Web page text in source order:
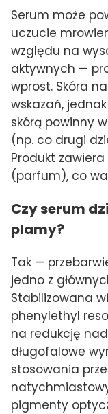
Serum może
uczucie
względu na
aktywnych —
wprost. Skóra
wskazań,
skórą powinny
(np. co drugi
Produkt
(parfum), co
Czy serum
plamy?
Tak —
jedno z
Stabilizowana
phenylethyl
na redukcję
długofalowe
stosowania
pigmenty